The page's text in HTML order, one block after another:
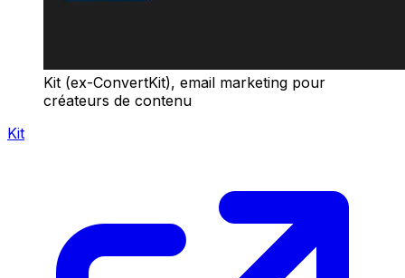
Kit (ex-ConvertKit), email marketing pour
créateurs de contenu
Kit